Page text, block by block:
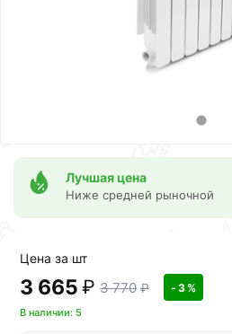
Лучшая цена
Ниже средней рыночной
Цена за шт
3 665 ₽ 3 770 ₽ - 3 %
В наличии: 5